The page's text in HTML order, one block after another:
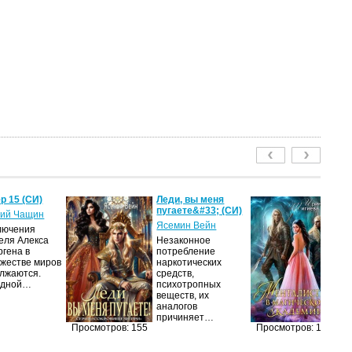
15 (СИ)
Чащин
Алекса
в
миров
Просмотров: 155
Леди, вы меня
пугаете&#33; (СИ)
Ясемин Вейн
Незаконное
потребление
наркотических
средств,
психотропных
веществ, их
аналогов
причиняет…
Просмотров: 143